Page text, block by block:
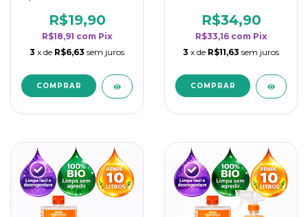
rendimento da
categoria - Flor de
Laranjeira
R$19,90
R$18,91 com Pix
3 x de R$6,63 sem juros
rendimento da
categoria - Flor de
Laranjeira
R$34,90
R$33,16 com Pix
3 x de R$11,63 sem juros